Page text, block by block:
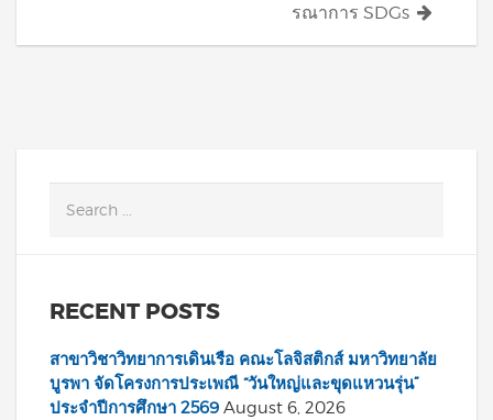
รณาการ SDGs
RECENT POSTS
สาขาวิชาวิทยาการเดินเรือ คณะโลจิสติกส์ มหาวิทยาลัย
บูรพา จัดโครงการประเพณี “วันใหญ่และขุดแหวนรุ่น”
ประจำปีการศึกษา 2569 August 6, 2026